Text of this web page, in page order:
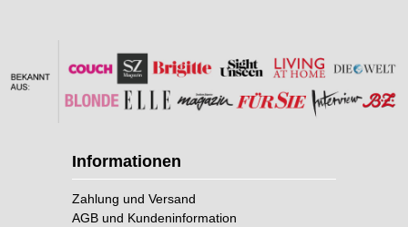
Informationen
Zahlung und Versand
AGB und Kundeninformation